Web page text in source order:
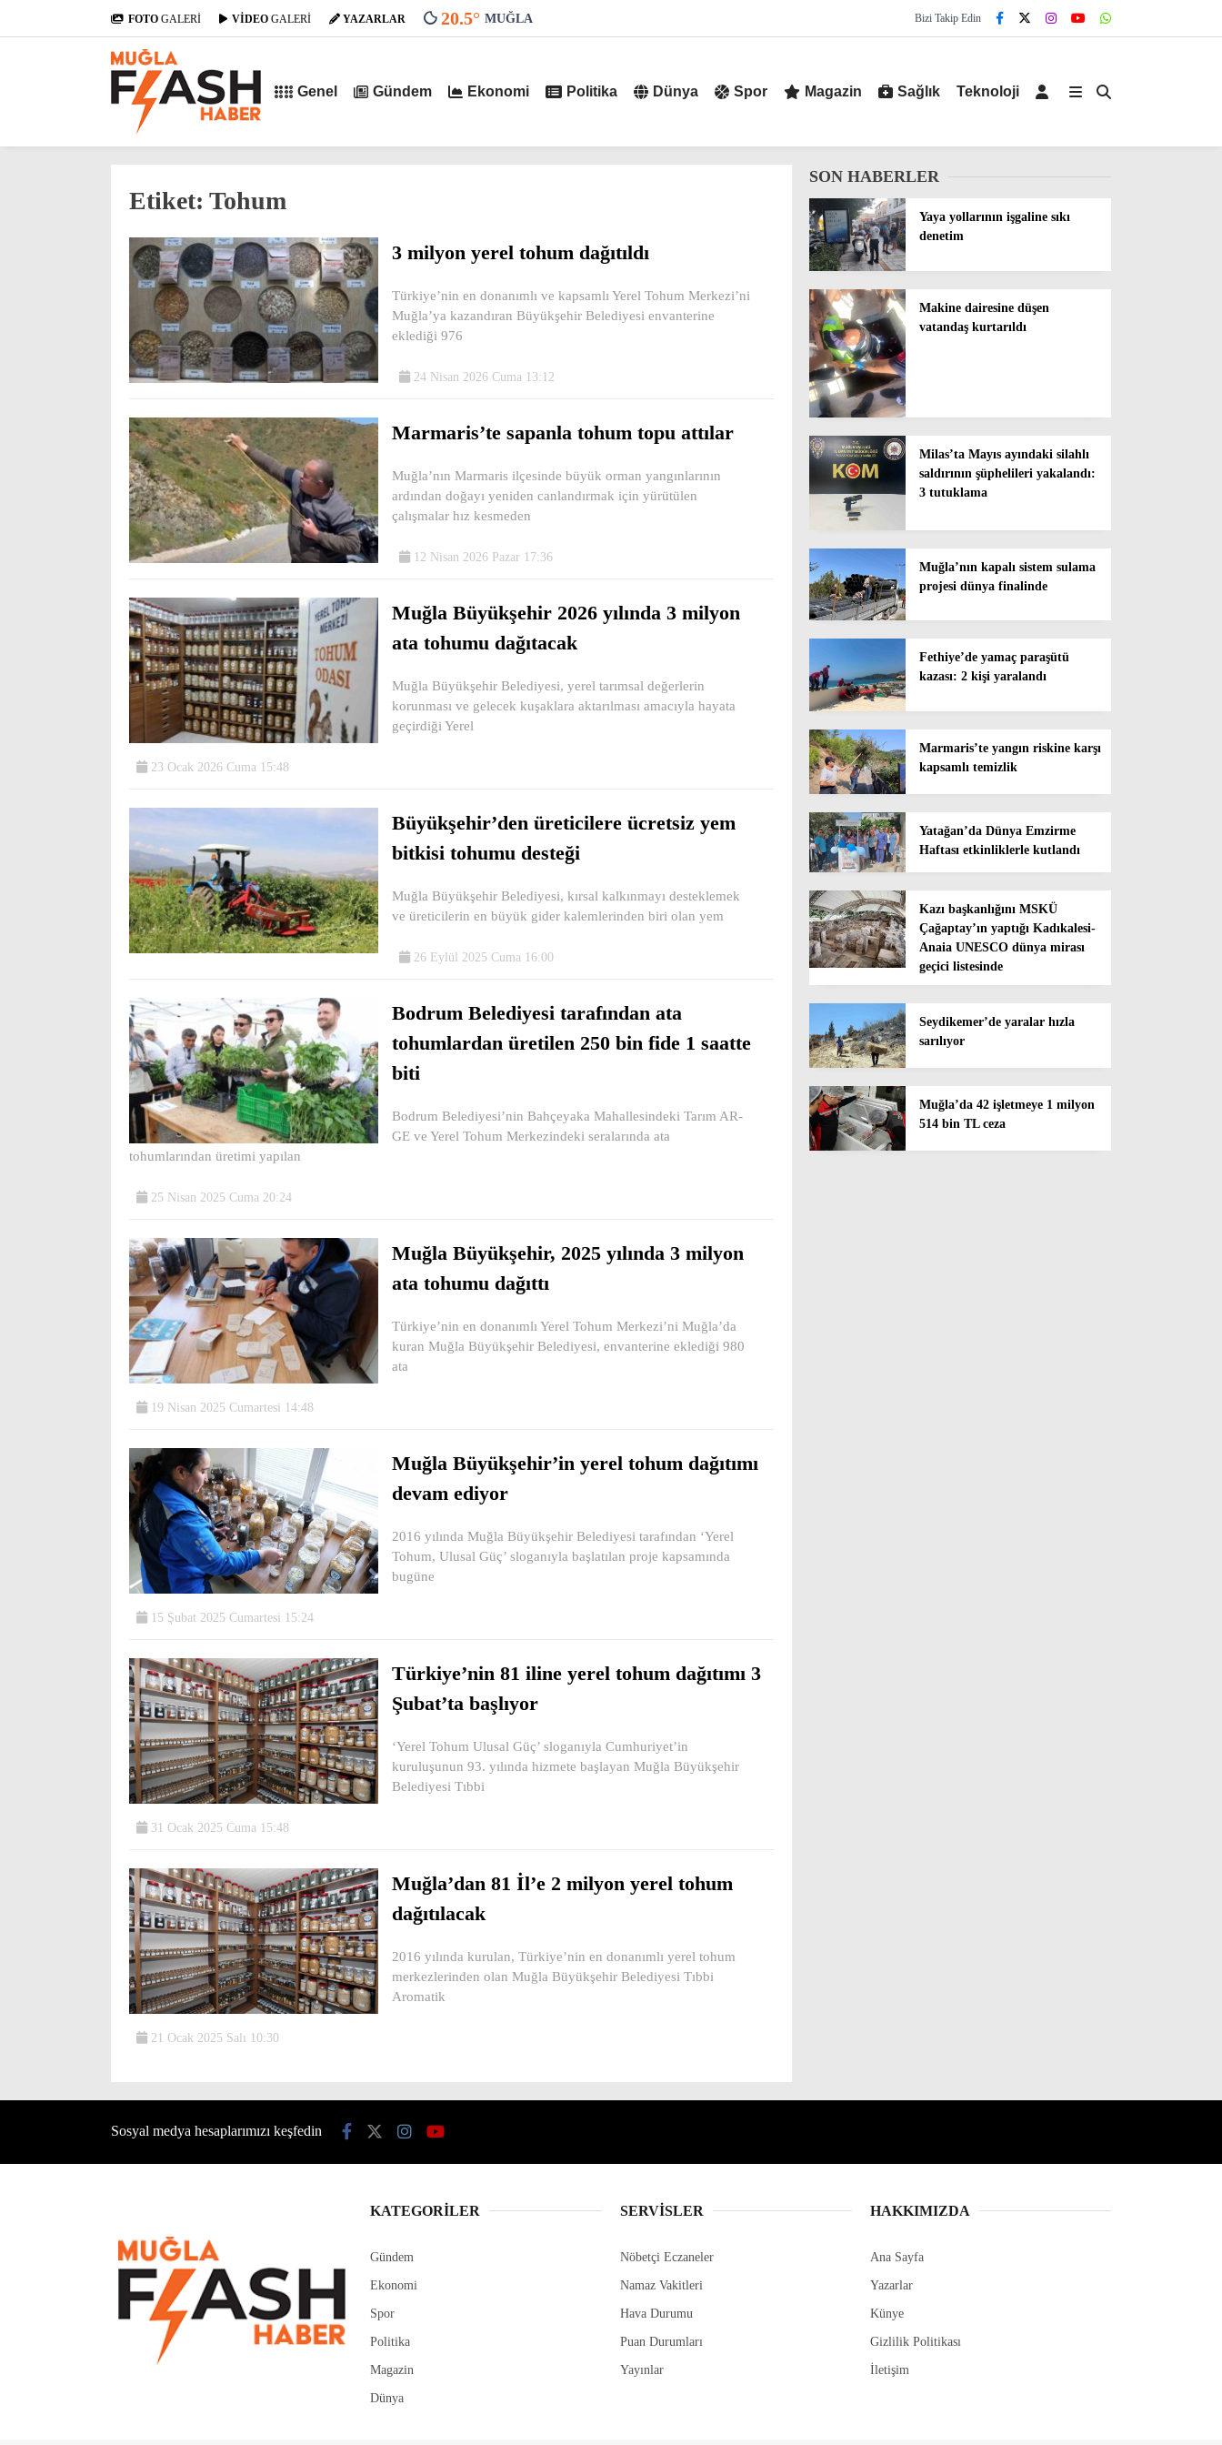
FOTO GALERİ VİDEO GALERİ YAZARLAR 20.5° MUĞLA Bizi Takip Edin
Genel Gündem Ekonomi Politika Dünya Spor Magazin Sağlık Teknoloji
Etiket: Tohum
3 milyon yerel tohum dağıtıldı
Türkiye’nin en donanımlı ve kapsamlı Yerel Tohum Merkezi’ni
Muğla’ya kazandıran Büyükşehir Belediyesi envanterine
eklediği 976
24 Nisan 2026 Cuma 13:12
Marmaris’te sapanla tohum topu attılar
Muğla’nın Marmaris ilçesinde büyük orman yangınlarının
ardından doğayı yeniden canlandırmak için yürütülen
çalışmalar hız kesmeden
12 Nisan 2026 Pazar 17:36
Muğla Büyükşehir 2026 yılında 3 milyon
ata tohumu dağıtacak
Muğla Büyükşehir Belediyesi, yerel tarımsal değerlerin
korunması ve gelecek kuşaklara aktarılması amacıyla hayata
geçirdiği Yerel
23 Ocak 2026 Cuma 15:48
Büyükşehir’den üreticilere ücretsiz yem
bitkisi tohumu desteği
Muğla Büyükşehir Belediyesi, kırsal kalkınmayı desteklemek
ve üreticilerin en büyük gider kalemlerinden biri olan yem
26 Eylül 2025 Cuma 16:00
Bodrum Belediyesi tarafından ata
tohumlardan üretilen 250 bin fide 1 saatte
biti
Bodrum Belediyesi’nin Bahçeyaka Mahallesindeki Tarım AR-
GE ve Yerel Tohum Merkezindeki seralarında ata
tohumlarından üretimi yapılan
25 Nisan 2025 Cuma 20:24
Muğla Büyükşehir, 2025 yılında 3 milyon
ata tohumu dağıttı
Türkiye’nin en donanımlı Yerel Tohum Merkezi’ni Muğla’da
kuran Muğla Büyükşehir Belediyesi, envanterine eklediği 980
ata
19 Nisan 2025 Cumartesi 14:48
Muğla Büyükşehir’in yerel tohum dağıtımı
devam ediyor
2016 yılında Muğla Büyükşehir Belediyesi tarafından ‘Yerel
Tohum, Ulusal Güç’ sloganıyla başlatılan proje kapsamında
bugüne
15 Şubat 2025 Cumartesi 15:24
Türkiye’nin 81 iline yerel tohum dağıtımı 3
Şubat’ta başlıyor
‘Yerel Tohum Ulusal Güç’ sloganıyla Cumhuriyet’in
kuruluşunun 93. yılında hizmete başlayan Muğla Büyükşehir
Belediyesi Tıbbi
31 Ocak 2025 Cuma 15:48
Muğla’dan 81 İl’e 2 milyon yerel tohum
dağıtılacak
2016 yılında kurulan, Türkiye’nin en donanımlı yerel tohum
merkezlerinden olan Muğla Büyükşehir Belediyesi Tıbbi
Aromatik
21 Ocak 2025 Salı 10:30
SON HABERLER
Yaya yollarının işgaline sıkı
denetim
Makine dairesine düşen
vatandaş kurtarıldı
Milas’ta Mayıs ayındaki silahlı
saldırının şüphelileri yakalandı:
3 tutuklama
Muğla’nın kapalı sistem sulama
projesi dünya finalinde
Fethiye’de yamaç paraşütü
kazası: 2 kişi yaralandı
Marmaris’te yangın riskine karşı
kapsamlı temizlik
Yatağan’da Dünya Emzirme
Haftası etkinliklerle kutlandı
Kazı başkanlığını MSKÜ
Çağaptay’ın yaptığı Kadıkalesi-
Anaia UNESCO dünya mirası
geçici listesinde
Seydikemer’de yaralar hızla
sarılıyor
Muğla’da 42 işletmeye 1 milyon
514 bin TL ceza
Sosyal medya hesaplarımızı keşfedin
KATEGORİLER
Gündem
Ekonomi
Spor
Politika
Magazin
Dünya
SERVİSLER
Nöbetçi Eczaneler
Namaz Vakitleri
Hava Durumu
Puan Durumları
Yayınlar
HAKKIMIZDA
Ana Sayfa
Yazarlar
Künye
Gizlilik Politikası
İletişim